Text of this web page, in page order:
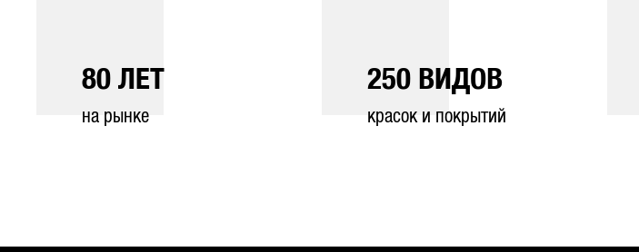
80 ЛЕТ
на рынке
250 ВИДОВ
красок и покрытий